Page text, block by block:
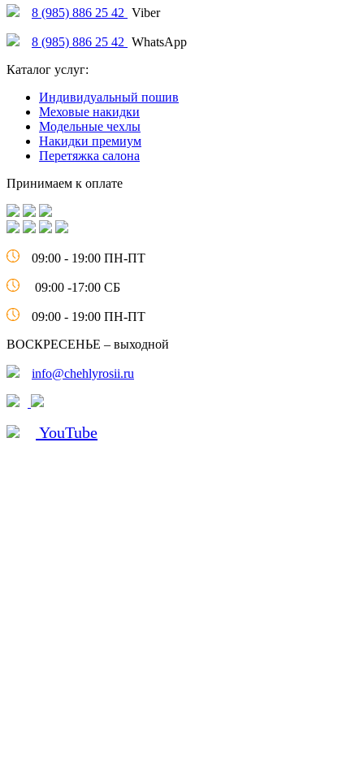
8 (985) 886 25 42 Viber
8 (985) 886 25 42 WhatsApp
Каталог услуг:
Индивидуальный пошив
Меховые накидки
Модельные чехлы
Накидки премиум
Перетяжка салона
Принимаем к оплате
09:00 - 19:00 ПН-ПТ
09:00 -17:00 СБ
09:00 - 19:00 ПН-ПТ
ВОСКРЕСЕНЬЕ – выходной
info@chehlyrosii.ru
YouTube